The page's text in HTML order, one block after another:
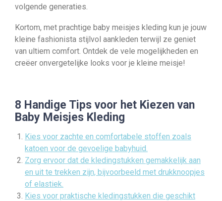
volgende generaties.
Kortom, met prachtige baby meisjes kleding kun je jouw
kleine fashionista stijlvol aankleden terwijl ze geniet
van ultiem comfort. Ontdek de vele mogelijkheden en
creëer onvergetelijke looks voor je kleine meisje!
8 Handige Tips voor het Kiezen van
Baby Meisjes Kleding
Kies voor zachte en comfortabele stoffen zoals
katoen voor de gevoelige babyhuid.
Zorg ervoor dat de kledingstukken gemakkelijk aan
en uit te trekken zijn, bijvoorbeeld met drukknoopjes
of elastiek.
Kies voor praktische kledingstukken die geschikt